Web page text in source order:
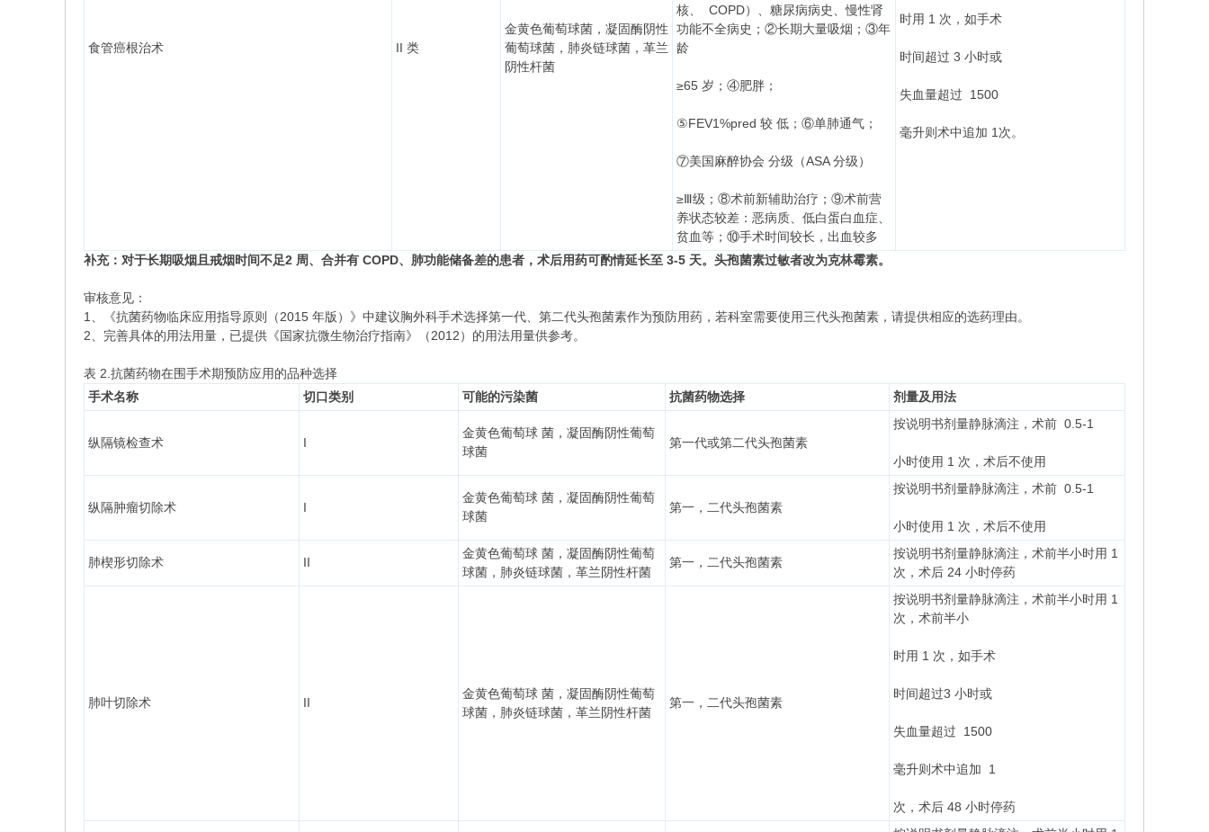
食管癌根治术 II 类
金黄色葡萄球菌，凝固酶阴性
葡萄球菌，肺炎链球菌，革兰
阴性杆菌
核、 COPD）、糖尿病病史、慢性肾
功能不全病史；②长期大量吸烟；③年
龄
≥65 岁；④肥胖；
⑤FEV1%pred 较 低；⑥单肺通气；
⑦美国麻醉协会 分级（ASA 分级）
≥Ⅲ级；⑧术前新辅助治疗；⑨术前营
养状态较差：恶病质、低白蛋白血症、
贫血等；⑩手术时间较长，出血较多
时用 1 次，如手术
时间超过 3 小时或
失血量超过 1500
毫升则术中追加 1次。
补充：对于长期吸烟且戒烟时间不足2 周、合并有 COPD、肺功能储备差的患者， 术后用药可酌情延长至 3-5 天。头孢菌素过敏者改为克林霉素。
审核意见：
1、《抗菌药物临床应用指导原则（2015 年版）》中建议胸外科手术选择第一代、第二代头孢菌素作为预防用药，若科室需要使用三代头孢菌素，请提供相应的选药理由。
2、完善具体的用法用量，已提供《国家抗微生物治疗指南》（2012）的用法用量供参考。
表 2.抗菌药物在围手术期预防应用的品种选择
手术名称
切口类别 可能的污染菌 抗菌药物选择 剂量及用法
纵隔镜检查术 I
金黄色葡萄球 菌，凝固酶阴性葡萄
球菌
第一代或第二代头孢菌素
按说明书剂量静脉滴注，术前 0.5-1
小时使用 1 次，术后不使用
纵隔肿瘤切除术 I
金黄色葡萄球 菌，凝固酶阴性葡萄
球菌
第一，二代头孢菌素
按说明书剂量静脉滴注，术前 0.5-1
小时使用 1 次，术后不使用
肺楔形切除术 II
金黄色葡萄球 菌，凝固酶阴性葡萄
球菌，肺炎链球菌，革兰阴性杆菌
第一，二代头孢菌素
按说明书剂量静脉滴注，术前半小时用 1
次，术后 24 小时停药
肺叶切除术 II
金黄色葡萄球 菌，凝固酶阴性葡萄
球菌，肺炎链球菌，革兰阴性杆菌
第一，二代头孢菌素
按说明书剂量静脉滴注，术前半小时用 1
次，术前半小
时用 1 次，如手术
时间超过3 小时或
失血量超过 1500
毫升则术中追加 1
次，术后 48 小时停药